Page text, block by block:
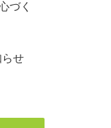
づく
らせ